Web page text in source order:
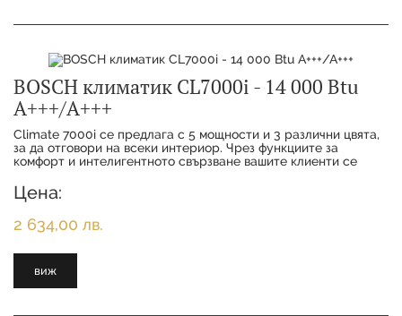
BOSCH климатик CL7000i - 14 000 Btu
А+++/А+++
Climate 7000i се предлага с 5 мощности и 3 различни цвята,
за да отговори на всеки интериор. Чрез функциите за
комфорт и интелигентното свързване вашите клиенти се
Цена:
2 634,00 лв.
виж